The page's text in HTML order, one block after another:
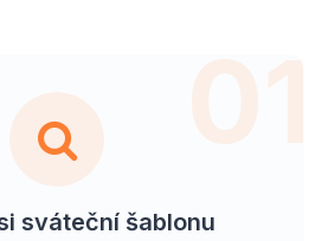
sváteční šablonu